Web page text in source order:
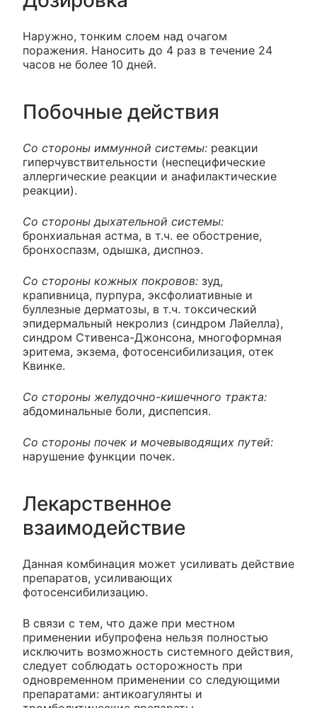
Наружно, тонким слоем над очагом
поражения. Наносить до 4 раз в течение 24
часов не более 10 дней.
Побочные действия
Со стороны иммунной системы: реакции
гиперчувствительности (неспецифические
аллергические реакции и анафилактические
реакции).
Со стороны дыхательной системы:
бронхиальная астма, в т.ч. ее обострение,
бронхоспазм, одышка, диспноэ.
Со стороны кожных покровов: зуд,
крапивница, пурпура, эксфолиативные и
буллезные дерматозы, в т.ч. токсический
эпидермальный некролиз (синдром Лайелла),
синдром Стивенса-Джонсона, многоформная
эритема, экзема, фотосенсибилизация, отек
Квинке.
Со стороны желудочно-кишечного тракта:
абдоминальные боли, диспепсия.
Со стороны почек и мочевыводящих путей:
нарушение функции почек.
Лекарственное
взаимодействие
Данная комбинация может усиливать действие
препаратов, усиливающих
фотосенсибилизацию.
В связи с тем, что даже при местном
применении ибупрофена нельзя полностью
исключить возможность системного действия,
следует соблюдать осторожность при
одновременном применении со следующими
препаратами: антикоагулянты и